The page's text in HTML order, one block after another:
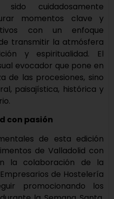
cuidadosamente
momentos clave y
con un enfoque
transmitir la atmósfera
y espiritualidad. El
evocador que pone en
de las procesiones, sino
paisajística, histórica y
con pasión
de esta edición
de Valladolid con
la colaboración de la
de Hostelería
promocionando los